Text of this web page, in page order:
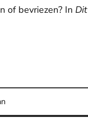
of bevriezen? In